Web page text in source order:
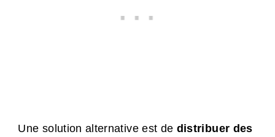
Une solution alternative est de distribuer des